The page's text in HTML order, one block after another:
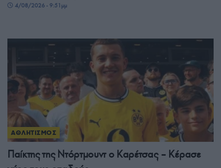
4/08/2026 - 9:51μμ
ΑΘΛΗΤΙΣΜΟΣ
Παίκτης της Ντόρτμουντ ο Καρέτσας – Κέρασε